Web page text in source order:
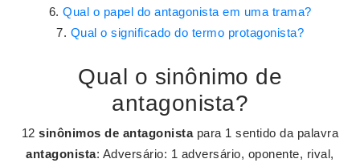
Qual o papel do antagonista em uma trama?
Qual o significado do termo protagonista?
Qual o sinônimo de
antagonista?
12sinônimos de antagonistapara 1 sentido da palavra
antagonista: Adversário: 1 adversário, oponente, rival,